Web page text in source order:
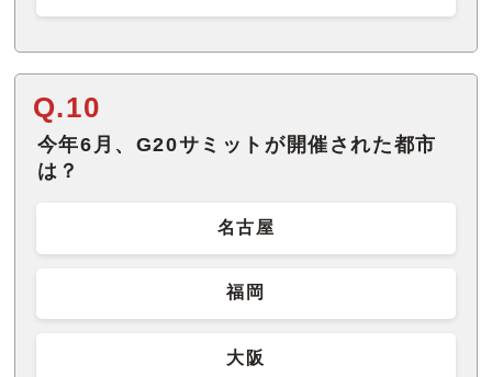
Q.10
今年6月、G20サミットが開催された都市
は？
名古屋
福岡
大阪